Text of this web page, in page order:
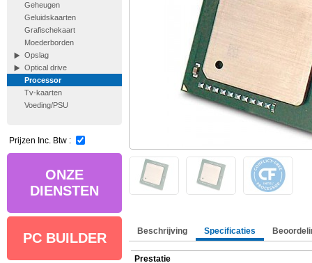
Geheugen
Geluidskaarten
Grafischekaart
Moederborden
Opslag
Optical drive
Processor
Tv-kaarten
Voeding/PSU
Prijzen Inc. Btw :
ONZE
DIENSTEN
PC BUILDER Beschrijving Specificaties
Prestatie